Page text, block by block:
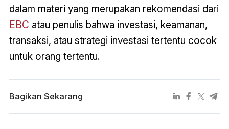
dalam materi yang merupakan rekomendasi dari
EBC atau penulis bahwa investasi, keamanan,
transaksi, atau strategi investasi tertentu cocok
untuk orang tertentu.
Bagikan Sekarang